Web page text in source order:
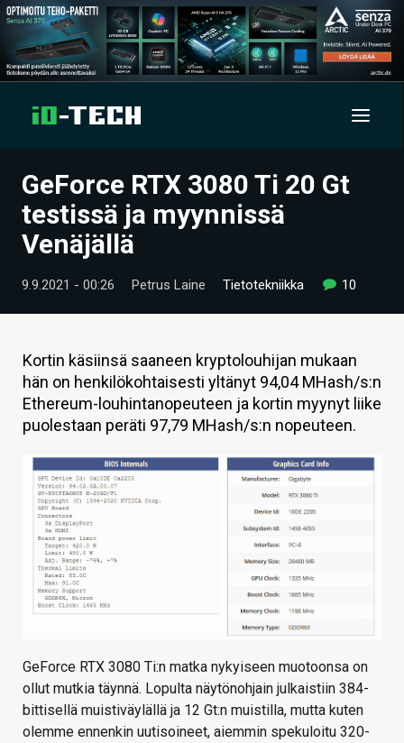
UUTISET
ARTIKKELIT
VIDEOT
TECHBBS
TIETOA
HINTA.FI
KAUPPA
VAIHDA TEEMA
HAKU
GeForce RTX 3080 Ti 20 Gt
testissä ja myynnissä
Venäjällä
9.9.2021 - 00:26 Petrus Laine Tietotekniikka 10
Kortin käsiinsä saaneen kryptolouhijan mukaan
hän on henkilökohtaisesti yltänyt 94,04 MHash/s:n
Ethereum-louhintanopeuteen ja kortin myynyt liike
puolestaan peräti 97,79 MHash/s:n nopeuteen.
GeForce RTX 3080 Ti:n matka nykyiseen muotoonsa on
ollut mutkia täynnä. Lopulta näytönohjain julkaistiin 384-
bittisellä muistiväylällä ja 12 Gt:n muistilla, mutta kuten
olemme ennenkin uutisoineet, aiemmin spekuloitu 320-